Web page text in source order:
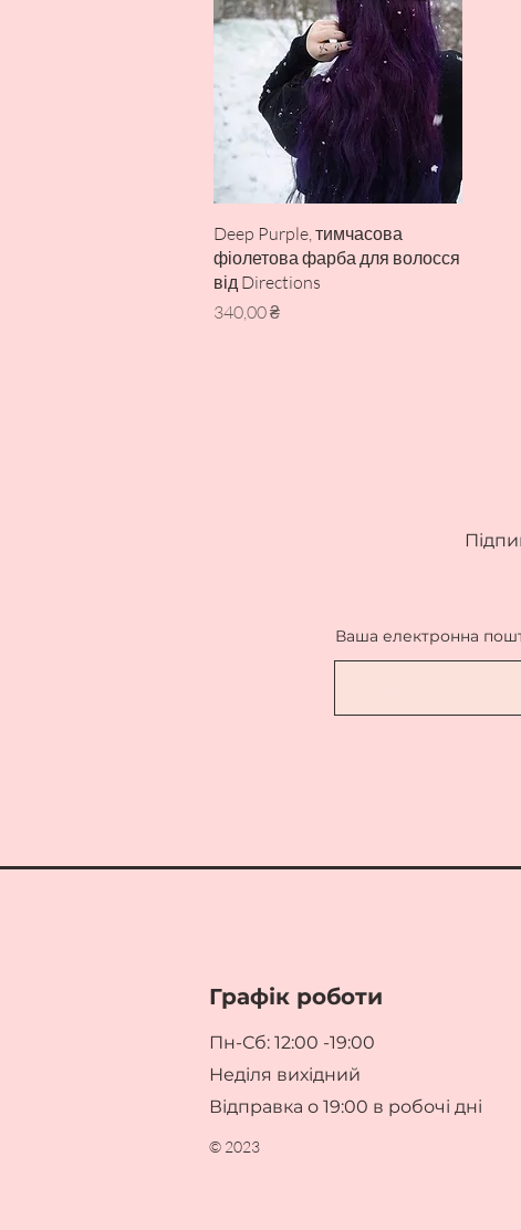
Швидкий перегляд
Deep Purple, тимчасова
фіолетова фарба для волосся
від Directions
Ціна
340,00 ₴
Ваша електронна
Графік роботи
Пн-Сб: 12:00 -19:00
Неділя вихідний
Відправка о 19:00 в робочі дні
© 2023